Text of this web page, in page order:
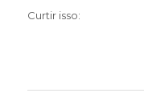
Curtir isso: